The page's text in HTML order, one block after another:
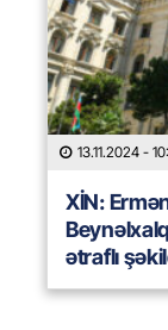
13.11.2024 -
XİN:
ətraflı